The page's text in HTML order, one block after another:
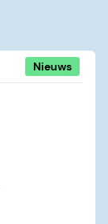
Nieuws